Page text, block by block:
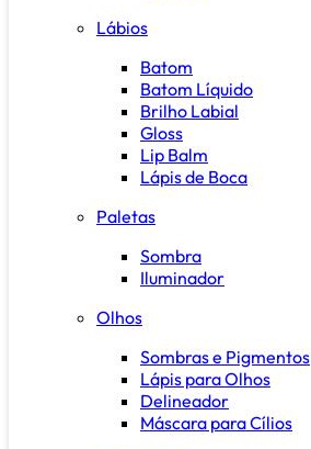
Lábios
Batom
Batom Líquido
Brilho Labial
Gloss
Lip Balm
Lápis de Boca
Paletas
Sombra
Iluminador
Olhos
Sombras e Pigmentos
Lápis para Olhos
Delineador
Máscara para Cílios